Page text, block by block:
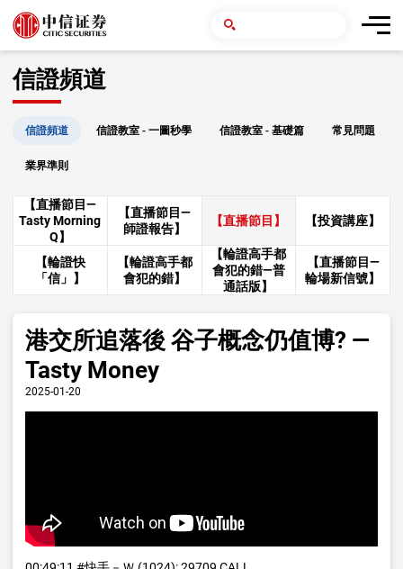
信證頻道
信證頻道 信證教室 - 一圖秒學 信證教室 - 基礎篇 常見問題
業界準則
【直播節目—
Tasty Morning
Q】
【直播節目—
師證報告】
【直播節目】 【投資講座】
【輪證快
「信」】
【輪證高手都
會犯的錯】
【輪證高手都
會犯的錯—普
通話版】
【直播節目—
輪場新信號】
港交所追落後 谷子概念仍值博? —
Tasty Money
2025-01-20